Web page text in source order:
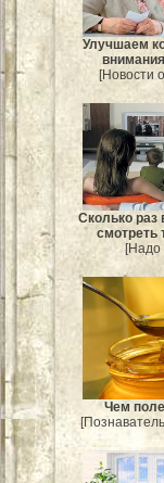
Улучшаем
[Новости
Сколько раз
смотреть
[Надо
Чем